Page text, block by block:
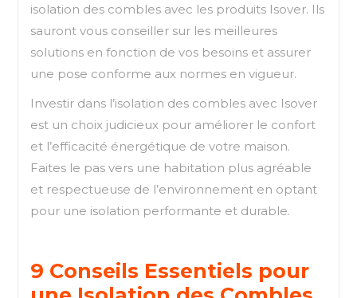
isolation des combles avec les produits Isover. Ils
sauront vous conseiller sur les meilleures
solutions en fonction de vos besoins et assurer
une pose conforme aux normes en vigueur.
Investir dans l’isolation des combles avec Isover
est un choix judicieux pour améliorer le confort
et l’efficacité énergétique de votre maison.
Faites le pas vers une habitation plus agréable
et respectueuse de l’environnement en optant
pour une isolation performante et durable.
9 Conseils Essentiels pour